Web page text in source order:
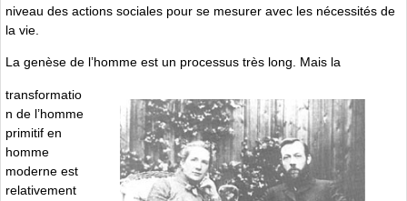
niveau des actions sociales pour se mesurer avec les nécessités de
la vie.
La genèse de l’homme est un processus très long. Mais la
transformatio
n de l’homme
primitif en
homme
moderne est
relativement